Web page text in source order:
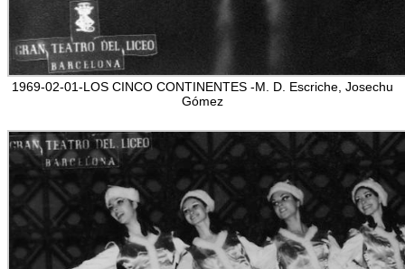
1969-02-01-LOS CINCO CONTINENTES -M. D. Escriche, Josechu
Gómez